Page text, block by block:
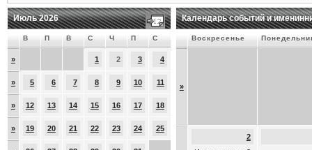
Июль 2026
В П В С Ч П С
» 1 2 3 4
» 5 6 7 8 9 10 11
» 12 13 14 15 16 17 18
» 19 20 21 22 23 24 25
Календарь событий и
Воскресенье
»
2